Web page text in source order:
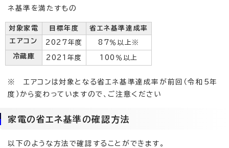
ネ基準を満たすもの
対象家電 目標年度
省エネ基準達成率
エアコン
2027年度 87％以上※
冷蔵庫 2021年度 100％以上
※ エアコンは対象となる省エネ基準達成率が前回（令和5年
度）から変わっていますので、ご注意ください
家電の省エネ基準の確認方法
以下のような方法で確認することができます。